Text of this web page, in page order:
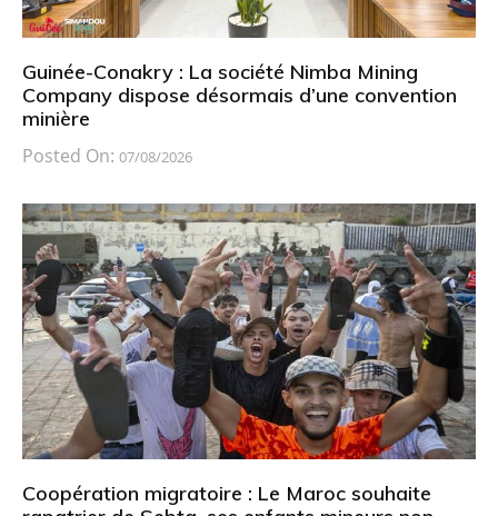
Guinée-Conakry : La société Nimba Mining
Company dispose désormais d’une convention
minière
Posted On: 07/08/2026
Coopération migratoire : Le Maroc souhaite